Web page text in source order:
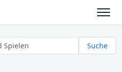
Suche